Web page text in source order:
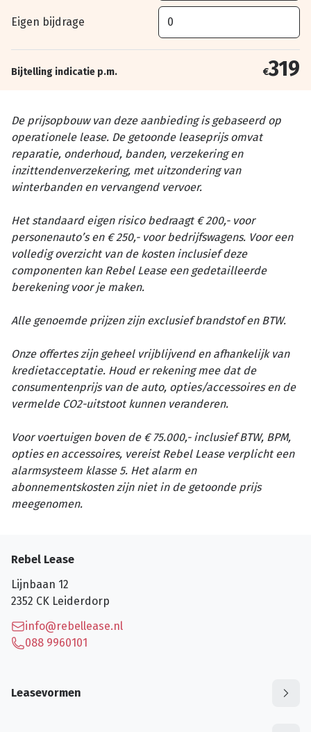
Eigen bijdrage
Bijtelling indicatie p.m. €319
De prijsopbouw van deze aanbieding is gebaseerd op
operationele lease. De getoonde leaseprijs omvat
reparatie, onderhoud, banden, verzekering en
inzittendenverzekering, met uitzondering van
winterbanden en vervangend vervoer.
Het standaard eigen risico bedraagt € 200,- voor
personenauto’s en € 250,- voor bedrijfswagens. Voor een
volledig overzicht van de kosten inclusief deze
componenten kan Rebel Lease een gedetailleerde
berekening voor je maken.
Alle genoemde prijzen zijn exclusief brandstof en BTW.
Onze offertes zijn geheel vrijblijvend en afhankelijk van
kredietacceptatie. Houd er rekening mee dat de
consumentenprijs van de auto, opties/accessoires en de
vermelde CO2-uitstoot kunnen veranderen.
Voor voertuigen boven de € 75.000,- inclusief BTW, BPM,
opties en accessoires, vereist Rebel Lease verplicht een
alarmsysteem klasse 5. Het alarm en
abonnementskosten zijn niet in de getoonde prijs
meegenomen.
Rebel Lease
Lijnbaan 12
2352 CK Leiderdorp
info@rebellease.nl
088 9960101
Leasevormen